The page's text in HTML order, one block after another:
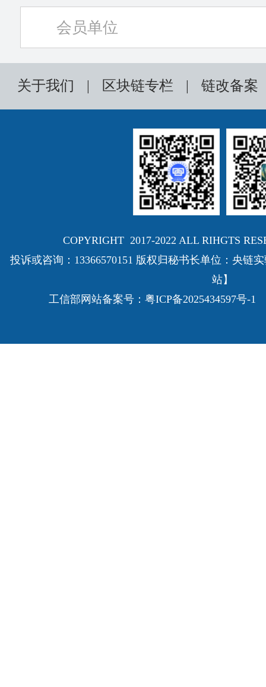
会员单位
关于我们 区块链专栏 链改备案
COPYRIGHT 2017-2022 ALL RIHGTS
投诉或咨询：13366570151 版权归秘书长单位：央链
站】
工信部网站备案号： 粤ICP备2025434597号-1